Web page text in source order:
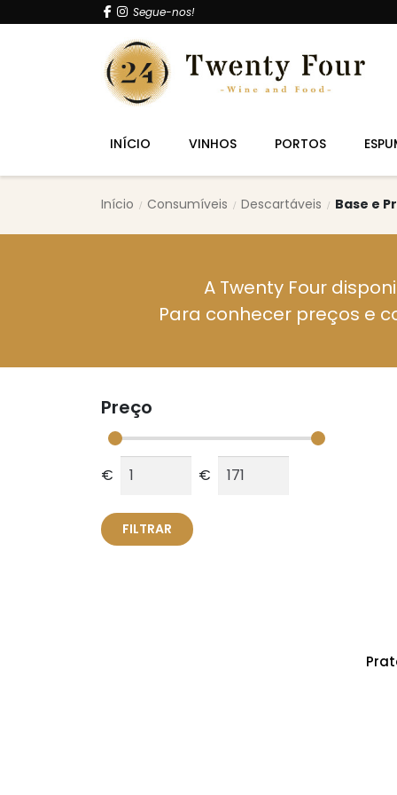
Segue-nos!
INÍCIO VINHOS PORTOS
Início Consumíveis Descartáveis Base e
A Twenty Four
Para conhecer preços e
Preço
€ €
FILTRAR